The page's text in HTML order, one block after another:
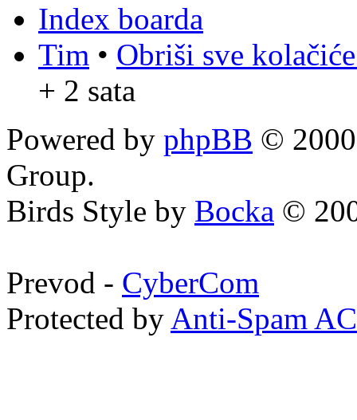
Index boarda
Tim • Obriši sve
+ 2 sata
Powered by phpBB ©
Group.
Birds Style by Bocka ©
Prevod - CyberCom
Protected by Anti-Spam